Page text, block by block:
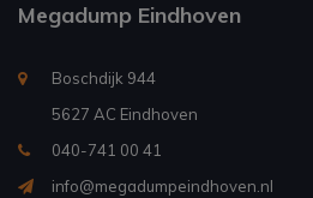
Megadump Eindhoven
Boschdijk 944
5627 AC Eindhoven
040-741 00 41
info@megadumpeindhoven.nl